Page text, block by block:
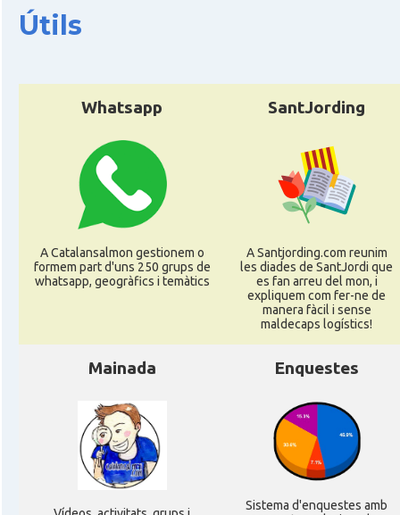
Útils
Whatsapp
A Catalansalmon gestionem o
formem part d'uns 250 grups de
whatsapp, geogràfics i temàtics
SantJording
A Santjording.com reunim
les diades de SantJordi que
es fan arreu del mon, i
expliquem com fer-ne de
manera fàcil i sense
maldecaps logí­stics!
Mainada Enquestes
Sistema d'enquestes amb